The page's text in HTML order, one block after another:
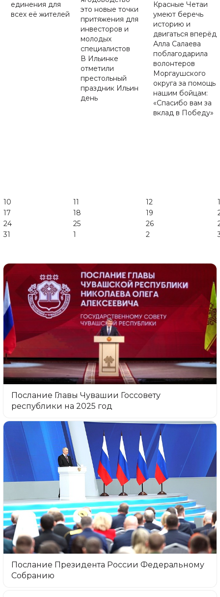
единения для
всех её жителей
это новые точки
притяжения для
инвесторов и
молодых
специалистов
В Ильинке
отметили
престольный
праздник Ильин
день
Красные Четаи
умеют беречь
историю и
двигаться вперёд
Алла Салаева
поблагодарила
волонтеров
Моргаушского
округа за помощь
нашим бойцам:
«Спасибо вам за
вклад в Победу»
10 11 12
17
18 19
24
25 26
31
1 2
Послание Главы Чувашии Госсовету
республики на 2025 год
Послание Президента России Федеральному
Собранию